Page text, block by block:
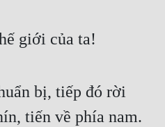
giới của ta!
bị, tiếp đó rời
tiến về phía nam.